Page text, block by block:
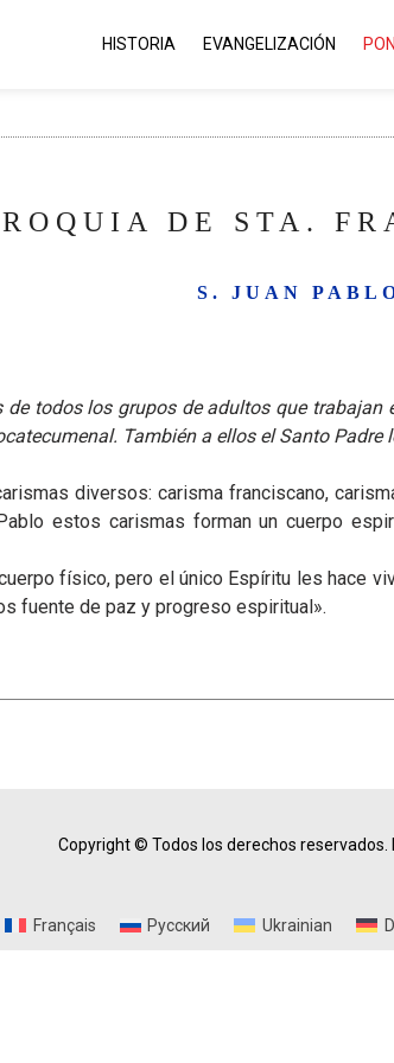
HISTORIA EVANGELIZACIÓN
DE STA.
S. JUAN
todos los grupos de adultos que
También a ellos el Santo
diversos: carisma franciscano,
estos carismas forman un cuerpo
físico, pero el único Espíritu les hace
fuente de paz y progreso espiritual».
Copyright © Todos los derechos reservados.
Français Русский Ukrainian